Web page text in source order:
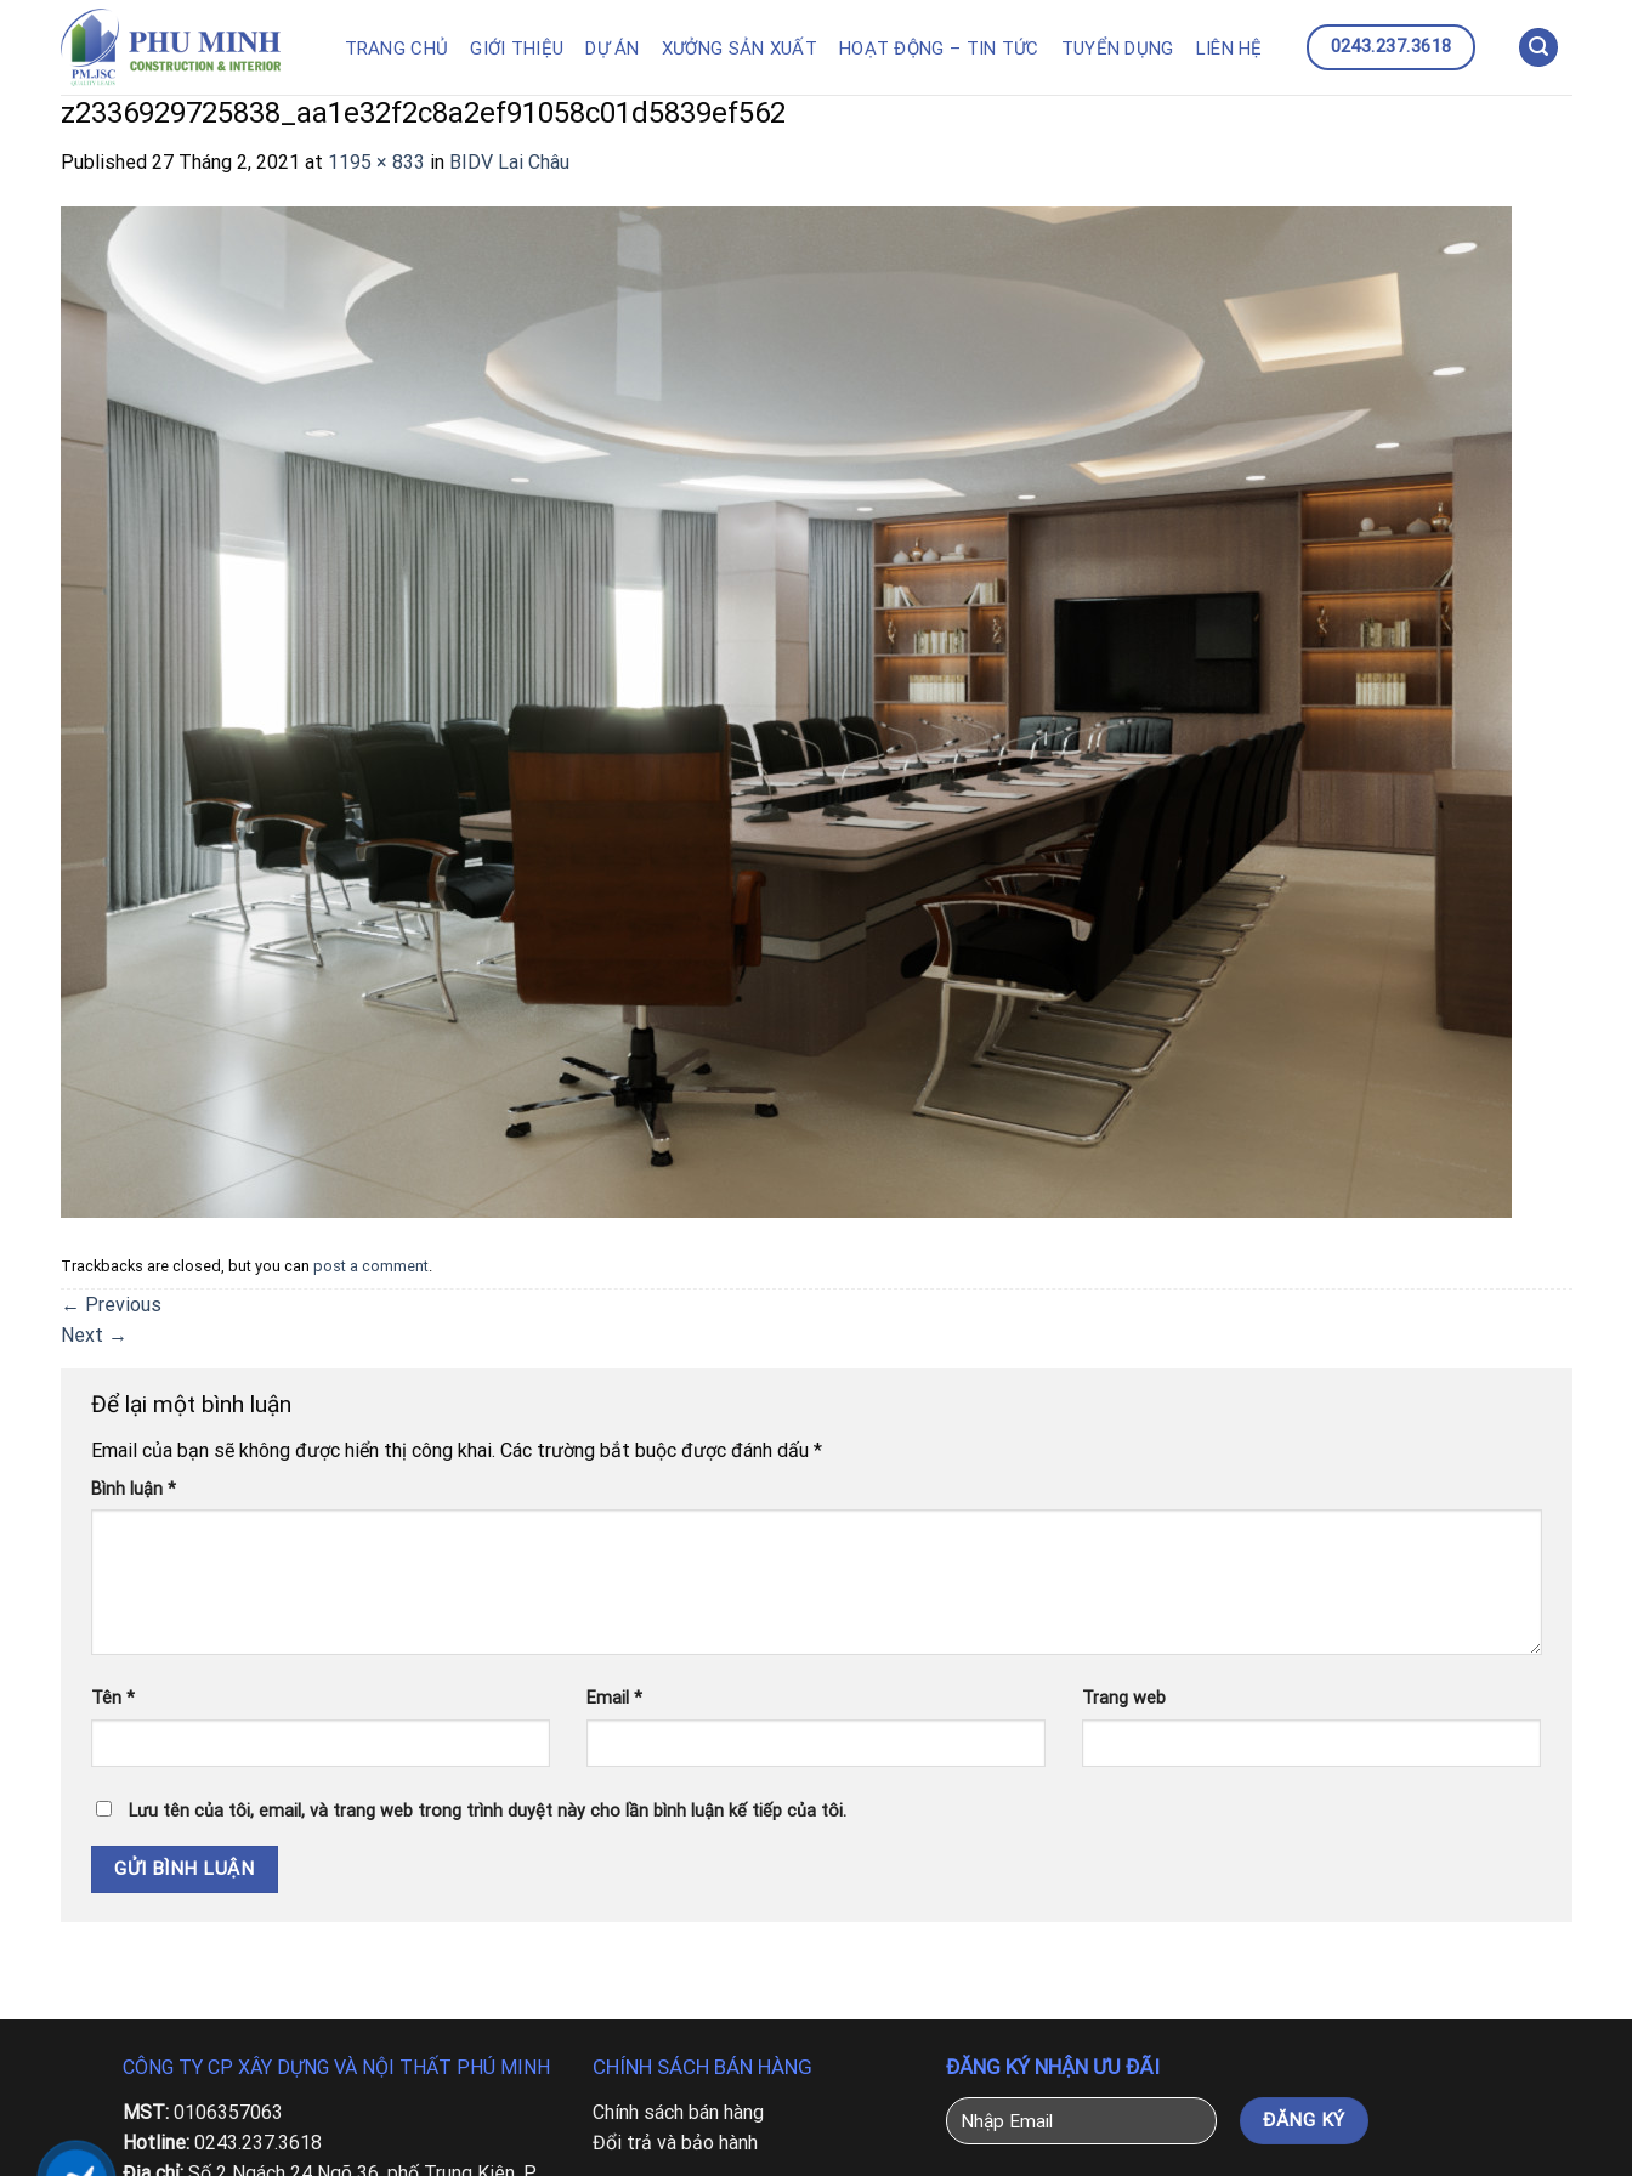
TRANG CHỦ GIỚI THIỆU DỰ ÁN XƯỞNG SẢN XUẤT HOẠT ĐỘNG – TIN TỨC TUYỂN DỤNG LIÊN HỆ 0243.237.3618
z2336929725838_aa1e32f2c8a2ef91058c01d5839ef562
Published 27 Tháng 2, 2021 at 1195 × 833 in BIDV Lai Châu
Trackbacks are closed, but you can post a comment.
← Previous
Next →
Để lại một bình luận
Email của bạn sẽ không được hiển thị công khai. Các trường bắt buộc được đánh dấu *
Bình luận *
Tên * Email * Trang web
Lưu tên của tôi, email, và trang web trong trình duyệt này cho lần bình luận kế tiếp của tôi.
CÔNG TY CP XÂY DỰNG VÀ NỘI THẤT PHÚ MINH
MST: 0106357063
Hotline:0243.237.3618
CHÍNH SÁCH BÁN HÀNG
Chính sách bán hàng
Đổi trả và bảo hành
ĐĂNG KÝ NHẬN ƯU ĐÃI